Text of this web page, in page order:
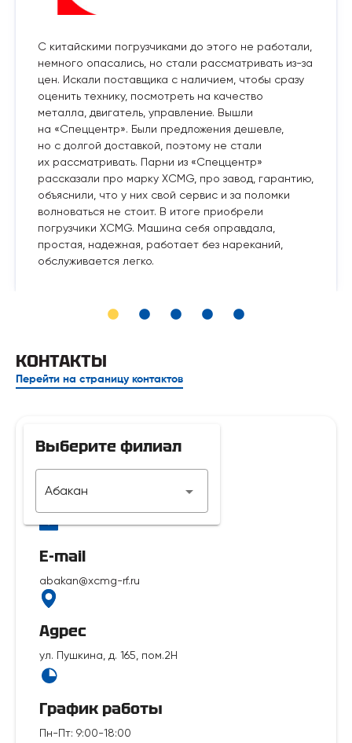
С китайскими погрузчиками до этого не работали,
немного опасались, но стали рассматривать из-за
цен. Искали поставщика с наличием, чтобы сразу
оценить технику, посмотреть на качество
металла, двигатель, управление. Вышли
на «Спеццентр». Были предложения дешевле,
но с долгой доставкой, поэтому не стали
их рассматривать. Парни из «Спеццентр»
рассказали про марку XCMG, про завод, гарантию,
объяснили, что у них свой сервис и за поломки
волноваться не стоит. В итоге приобрели
погрузчики XCMG. Машина себя оправдала,
простая, надежная, работает без нареканий,
обслуживается легко.
КОНТАКТЫ
Перейти на страницу контактов
Выберите филиал
Абакан
Телефон
E-mail
abakan@xcmg-rf.ru
Адрес
ул. Пушкина, д. 165, пом.2Н
График работы
Пн-Пт: 9:00-18:00